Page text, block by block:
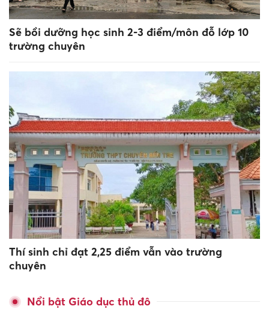
Sẽ bồi dưỡng học sinh 2-3 điểm/môn đỗ lớp 10
trường chuyên
Thí sinh chỉ đạt 2,25 điểm vẫn vào trường
chuyên
Nổi bật Giáo dục thủ đô